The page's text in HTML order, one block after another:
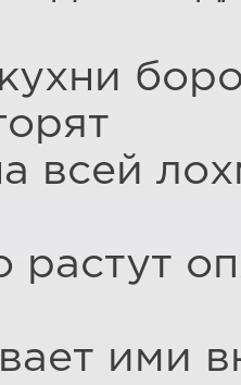
всей
растут
ими